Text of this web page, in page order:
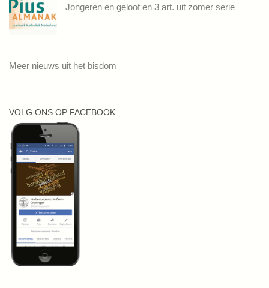
Jongeren en geloof en 3 art. uit zomer serie
Meer nieuws uit het bisdom
VOLG ONS OP FACEBOOK